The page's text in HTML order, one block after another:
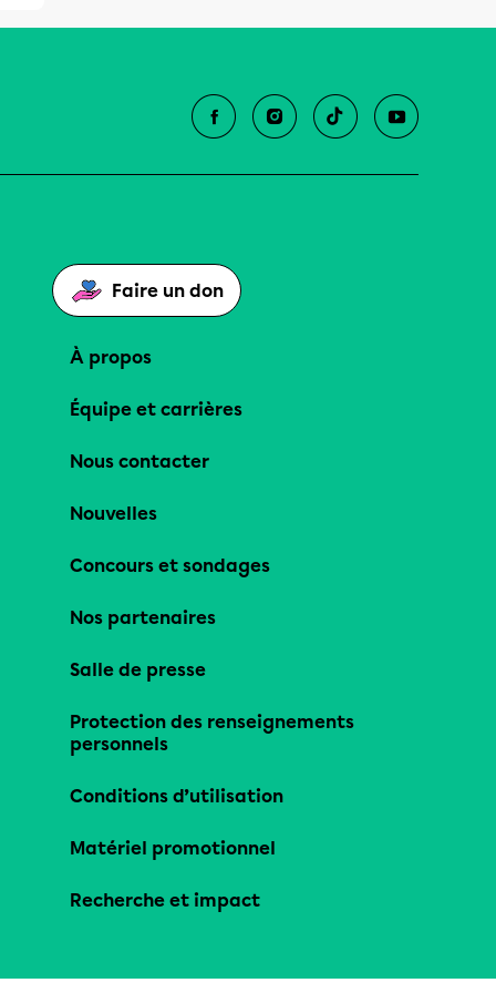
Faire un don
À propos
Équipe et carrières
Nous contacter
Nouvelles
Concours et sondages
Nos partenaires
Salle de presse
Protection des renseignements
personnels
Conditions d’utilisation
Matériel promotionnel
Recherche et impact